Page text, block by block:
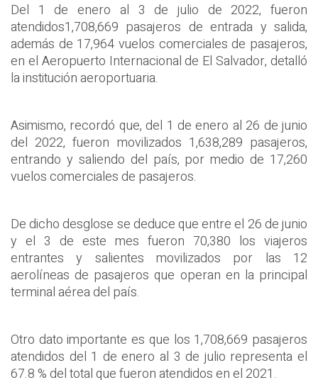
Del 1 de enero al 3 de julio de 2022, fueron
atendidos1,708,669 pasajeros de entrada y salida,
además de 17,964 vuelos comerciales de pasajeros,
en el Aeropuerto Internacional de El Salvador, detalló
la institución aeroportuaria.
Asimismo, recordó que, del 1 de enero al 26 de junio
del 2022, fueron movilizados 1,638,289 pasajeros,
entrando y saliendo del país, por medio de 17,260
vuelos comerciales de pasajeros.
De dicho desglose se deduce que entre el 26 de junio
y el 3 de este mes fueron 70,380 los viajeros
entrantes y salientes movilizados por las 12
aerolíneas de pasajeros que operan en la principal
terminal aérea del país.
Otro dato importante es que los 1,708,669 pasajeros
atendidos del 1 de enero al 3 de julio representa el
67.8 % del total que fueron atendidos en el 2021.